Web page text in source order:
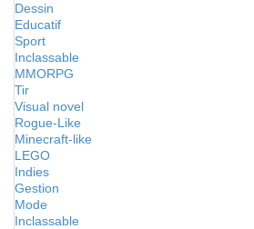
Dessin
Educatif
Sport
Inclassable
MMORPG
Tir
Visual novel
Rogue-Like
Minecraft-like
LEGO
Indies
Gestion
Mode
Inclassable